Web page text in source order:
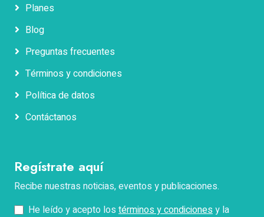
Planes
Blog
Preguntas frecuentes
Términos y condiciones
Política de datos
Contáctanos
Regístrate aquí
Recibe nuestras noticias, eventos y publicaciones.
He leído y acepto los términos y condicionesy la
Nombres
Apellidos
Teléfono